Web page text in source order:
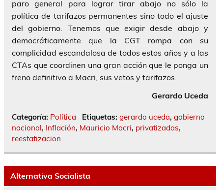
paro general para lograr tirar abajo no sólo la
política de tarifazos permanentes sino todo el ajuste
del gobierno. Tenemos que exigir desde abajo y
democráticamente que la CGT rompa con su
complicidad escandalosa de todos estos años y a las
CTAs que coordinen una gran acción que le ponga un
freno definitivo a Macri, sus vetos y tarifazos.
Gerardo Uceda
Categoría: Política Etiquetas: gerardo uceda, gobierno
nacional, Inflación, Mauricio Macri, privatizadas,
reestatizacion
Alternativa Socialista